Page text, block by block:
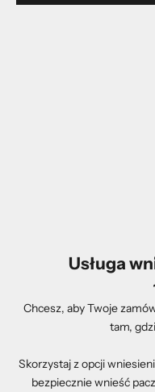
Usługa
Chcesz, aby Twoje
tam,
Skorzystaj z opcji
bezpiecznie wnieść